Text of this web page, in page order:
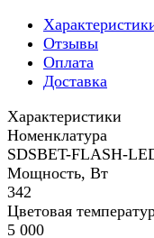
Отзывы
Оплата
Доставка
Характеристики
Номенклатура
SDSBET-FLASH-
Мощность, Вт
342
Цветовая
5 000